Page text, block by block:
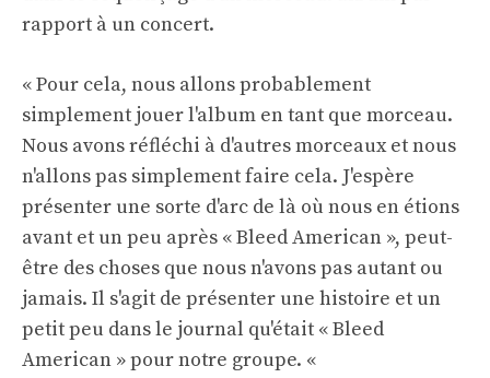
rapport à un concert.
« Pour cela, nous allons probablement
simplement jouer l'album en tant que morceau.
Nous avons réfléchi à d'autres morceaux et nous
n'allons pas simplement faire cela. J'espère
présenter une sorte d'arc de là où nous en étions
avant et un peu après « Bleed American », peut-
être des choses que nous n'avons pas autant ou
jamais. Il s'agit de présenter une histoire et un
petit peu dans le journal qu'était « Bleed
American » pour notre groupe. «